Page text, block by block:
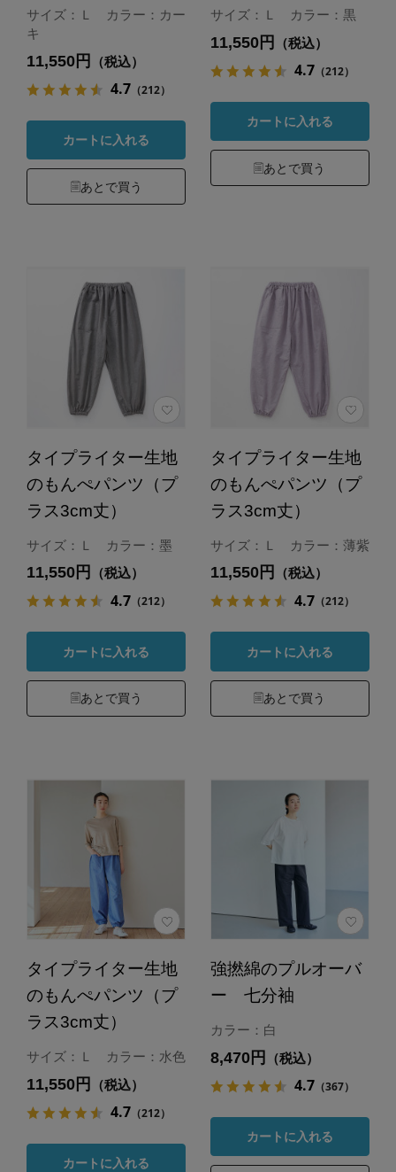
サイズ：Ｌ カラー：カー
キ
11,550円 （税込）
4.7（212）
カートに入れる
あとで買う
サイズ：Ｌ カラー：黒
11,550円 （税込）
4.7（212）
カートに入れる
あとで買う
タイプライター生地
のもんぺパンツ（プ
ラス3cm丈）
サイズ：Ｌ カラー：墨
11,550円 （税込）
4.7（212）
カートに入れる
あとで買う
タイプライター生地
のもんぺパンツ（プ
ラス3cm丈）
サイズ：Ｌ カラー：薄紫
11,550円 （税込）
4.7（212）
カートに入れる
あとで買う
タイプライター生地
のもんぺパンツ（プ
ラス3cm丈）
サイズ：Ｌ カラー：水色
11,550円 （税込）
4.7（212）
カートに入れる
強撚綿のプルオーバ
ー 七分袖
カラー：白
8,470円 （税込）
4.7（367）
カートに入れる